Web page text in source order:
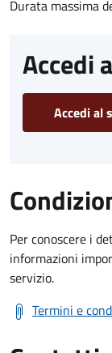
Durata massima
Accedi
Accedi al
Per conoscere i
informazioni
servizio.
Termini e